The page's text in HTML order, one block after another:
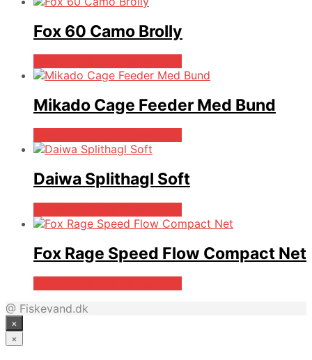
Fox 60 Camo Brolly
Mikado Cage Feeder Med Bund
Daiwa Splithagl Soft
Fox Rage Speed Flow Compact Net
@ Fiskevand.dk
×
×